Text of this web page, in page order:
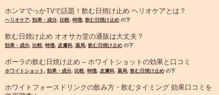
ホンマでっかTVで話題！飲む日焼け止め ヘリオケアとは？
ヘリオケア, 効果・成分, 比較, 特徴, 飲む日焼け止め の下
飲む日焼け止め オオサカ堂の通販は大丈夫？
効果・成分, 比較, 特徴, 皮膚科, 薬局, 飲む日焼け止め の下
ポーラの飲む日焼け止め – ホワイトショットの効果と口コミ
ホワイトショット, 効果・成分, 比較, 特徴, 皮膚科, 薬局, 飲む日焼け止め の下
ホワイトフォースドリンクの飲み方・飲むタイミング 効果口コミを